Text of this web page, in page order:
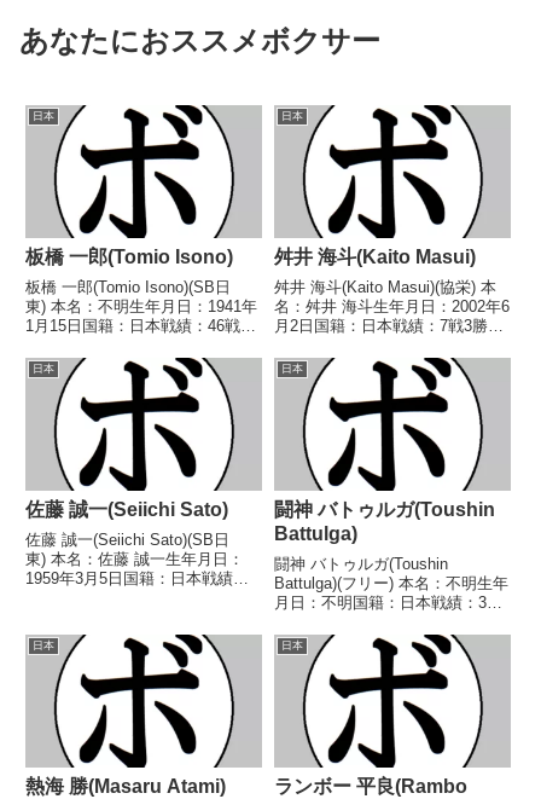
あなたにおススメボクサー
日本
板橋 一郎(Tomio Isono)
板橋 一郎(Tomio Isono)(SB日
東) 本名：不明生年月日：1941年
1月15日国籍：日本戦績：46戦13
ル】なし 【戦歴】1960/09/20
○4R判定 (採点不明) 池田 司(下
館)■19...
日本
舛井 海斗(Kaito Masui)
舛井 海斗(Kaito Masui)(協栄) 本
名：舛井 海斗生年月日：2002年6
月2日国籍：日本戦績：7戦3勝
し 【戦歴】2021/06/29 ●4R判
定 1-2(37-38、38-37、37-38) ...
日本
佐藤 誠一(Seiichi Sato)
佐藤 誠一(Seiichi Sato)(SB日
東) 本名：佐藤 誠一生年月日：
1959年3月5日国籍：日本戦績：4
定 (採点不明) 花 秀次(協栄河
合)1977/06/...
日本
闘神 バトゥルガ(Toushin
Battulga)
闘神 バトゥルガ(Toushin
Battulga)(フリー) 本名：不明生年
月日：不明国籍：日本戦績：3戦
し 【戦歴】2018/10/14
○1RTKO クリスチャン・バガヤ
ロン(比)2019/01/...
日本
熱海 勝(Masaru Atami)
日本
ランボー 平良(Rambo